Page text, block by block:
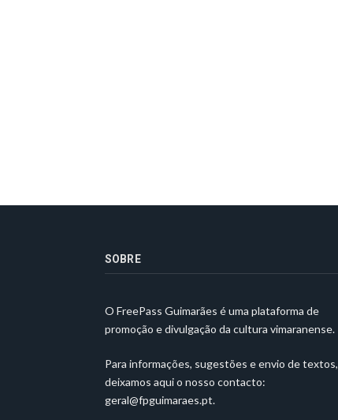
SOBRE
O FreePass Guimarães é uma plataforma de
promoção e divulgação da cultura vimaranense.
Para informações, sugestões e envio de textos,
deixamos aqui o nosso contacto:
geral@fpguimaraes.pt.